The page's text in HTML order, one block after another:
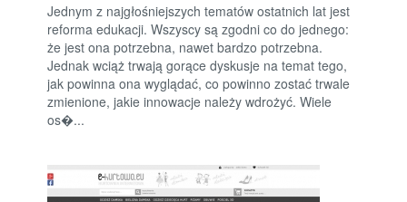
Jednym z najgłośniejszych tematów ostatnich lat jest
reforma edukacji. Wszyscy są zgodni co do jednego:
że jest ona potrzebna, nawet bardzo potrzebna.
Jednak wciąż trwają gorące dyskusje na temat tego,
jak powinna ona wyglądać, co powinno zostać trwale
zmienione, jakie innowacje należy wdrożyć. Wiele
os�...